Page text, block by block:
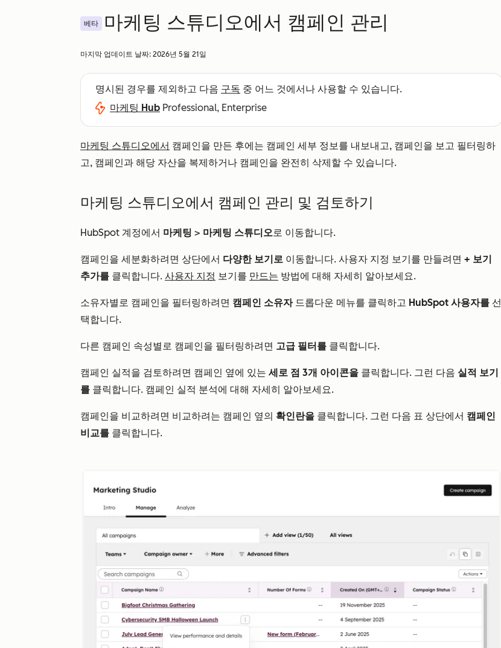
베타 마케팅 스튜디오에서 캠페인 관리
마지막 업데이트 날짜: 2026년 5월 21일
명시된 경우를 제외하고 다음 구독 중 어느 것에서나 사용할 수 있습니다.
마케팅 Hub Professional, Enterprise
마케팅 스튜디오에서 캠페인을 만든 후에는 캠페인 세부 정보를 내보내고, 캠페인을 보고 필터링하
고, 캠페인과 해당 자산을 복제하거나 캠페인을 완전히 삭제할 수 있습니다.
마케팅 스튜디오에서 캠페인 관리 및 검토하기
HubSpot 계정에서 마케팅 > 마케팅 스튜디오로 이동합니다.
캠페인을 세분화하려면 상단에서 다양한 보기로 이동합니다. 사용자 지정 보기를 만들려면 + 보기
추가를 클릭합니다. 사용자 지정 보기를 만드는 방법에 대해 자세히 알아보세요.
소유자별로 캠페인을 필터링하려면 캠페인 소유자드롭다운 메뉴를 클릭하고 HubSpot 사용자를 선
택합니다.
다른 캠페인 속성별로 캠페인을 필터링하려면 고급 필터를 클릭합니다.
캠페인 실적을 검토하려면 캠페인 옆에 있는 세로 점 3개 아이콘을 클릭합니다. 그런 다음 실적 보기
를 클릭합니다. 캠페인 실적 분석에 대해 자세히 알아보세요.
캠페인을 비교하려면 비교하려는 캠페인 옆의 확인란을 클릭합니다. 그런 다음 표 상단에서 캠페인
비교를 클릭합니다.